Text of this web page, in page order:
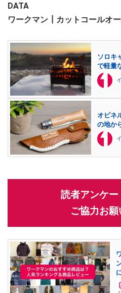
DATA
ワークマン┃カットコールオ
ソロキ
で軽量
オピネ
の地か
読者アンケー
ご協力お